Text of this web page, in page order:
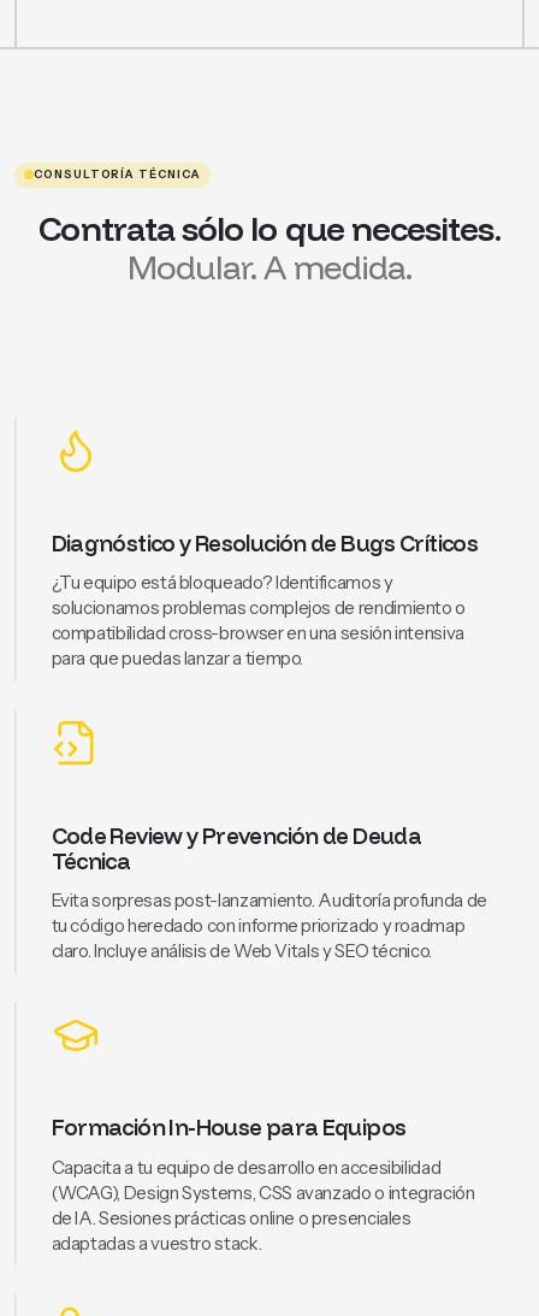
CONSULTORÍA TÉCNICA
Contrata sólo lo que necesites.
Modular. A medida.
Diagnóstico y Resolución de Bugs Críticos
¿Tu equipo está bloqueado? Identificamos y
solucionamos problemas complejos de rendimiento o
compatibilidad cross-browser en una sesión intensiva
para que puedas lanzar a tiempo.
Code Review y Prevención de Deuda
Técnica
Evita sorpresas post-lanzamiento. Auditoría profunda de
tu código heredado con informe priorizado y roadmap
claro. Incluye análisis de Web Vitals y SEO técnico.
Formación In-House para Equipos
Capacita a tu equipo de desarrollo en accesibilidad
(WCAG), Design Systems, CSS avanzado o integración
de IA. Sesiones prácticas online o presenciales
adaptadas a vuestro stack.